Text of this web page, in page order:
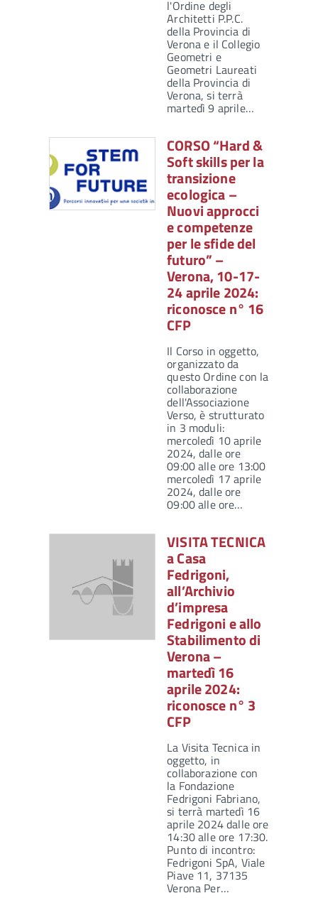
l'Ordine degli
Architetti P.P.C.
della Provincia di
Verona e il Collegio
Geometri e
Geometri Laureati
della Provincia di
Verona, si terrà
martedì 9 aprile…
CORSO “Hard &
Soft skills per la
transizione
ecologica –
Nuovi approcci
e competenze
per le sfide del
futuro” –
Verona, 10-17-
24 aprile 2024:
riconosce n° 16
CFP
Il Corso in oggetto,
organizzato da
questo Ordine con la
collaborazione
dell'Associazione
Verso, è strutturato
in 3 moduli:
mercoledì 10 aprile
2024, dalle ore
09:00 alle ore 13:00
mercoledì 17 aprile
2024, dalle ore
09:00 alle ore…
VISITA TECNICA
a Casa
Fedrigoni,
all’Archivio
d’impresa
Fedrigoni e allo
Stabilimento di
Verona –
martedì 16
aprile 2024:
riconosce n° 3
CFP
La Visita Tecnica in
oggetto, in
collaborazione con
la Fondazione
Fedrigoni Fabriano,
si terrà martedì 16
aprile 2024 dalle ore
14:30 alle ore 17:30.
Punto di incontro:
Fedrigoni SpA, Viale
Piave 11, 37135
Verona Per…